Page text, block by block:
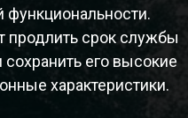
функциональности.
продлить срок службы
сохранить его высокие
характеристики.